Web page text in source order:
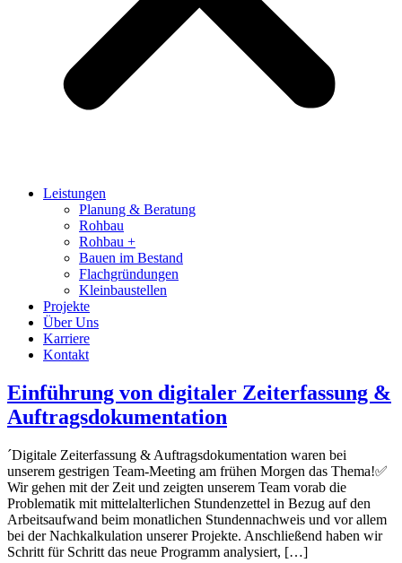
Leistungen
Planung & Beratung
Rohbau
Rohbau +
Bauen im Bestand
Flachgründungen
Kleinbaustellen
Projekte
Über Uns
Karriere
Kontakt
Einführung von digitaler Zeiterfassung &
Auftragsdokumentation
´Digitale Zeiterfassung & Auftragsdokumentation waren bei
unserem gestrigen Team-Meeting am frühen Morgen das Thema!✅
Wir gehen mit der Zeit und zeigten unserem Team vorab die
Problematik mit mittelalterlichen Stundenzettel in Bezug auf den
Arbeitsaufwand beim monatlichen Stundennachweis und vor allem
bei der Nachkalkulation unserer Projekte. Anschließend haben wir
Schritt für Schritt das neue Programm analysiert, […]